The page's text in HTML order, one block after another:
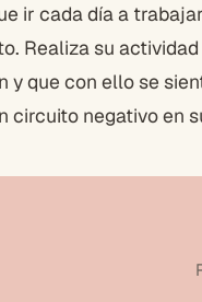
ir cada día a
Realiza su
y que con ello se
circuito negativo en